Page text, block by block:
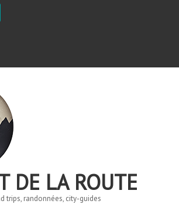
DE LA ROUTE
trips, randonnées, city-guides